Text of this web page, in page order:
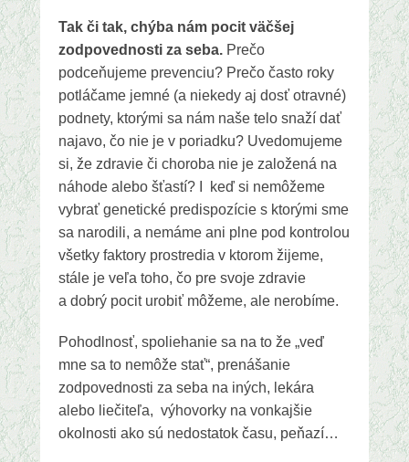
Tak či tak, chýba nám pocit väčšej
zodpovednosti za seba. Prečo
podceňujeme prevenciu? Prečo často roky
potláčame jemné (a niekedy aj dosť otravné)
podnety, ktorými sa nám naše telo snaží dať
najavo, čo nie je v poriadku? Uvedomujeme
si, že zdravie či choroba nie je založená na
náhode alebo šťastí? I keď si nemôžeme
vybrať genetické predispozície s ktorými sme
sa narodili, a nemáme ani plne pod kontrolou
všetky faktory prostredia v ktorom žijeme,
stále je veľa toho, čo pre svoje zdravie
a dobrý pocit urobiť môžeme, ale nerobíme.
Pohodlnosť, spoliehanie sa na to že „veď
mne sa to nemôže stať“, prenášanie
zodpovednosti za seba na iných, lekára
alebo liečiteľa, výhovorky na vonkajšie
okolnosti ako sú nedostatok času, peňazí…